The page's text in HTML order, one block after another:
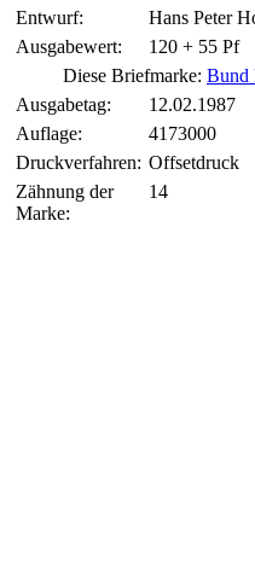
Entwurf:
Hans Peter
Ausgabewert:
120 + 55 Pf
Diese Briefmarke: Bund
Ausgabetag:
12.02.1987
Auflage:
4173000
Druckverfahren: Offsetdruck
Zähnung der
Marke:
14